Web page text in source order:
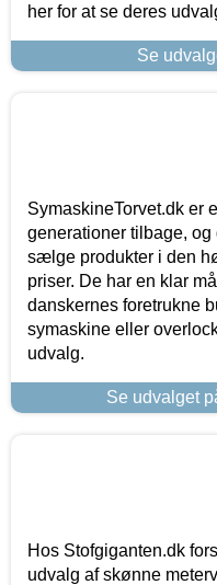
her for at se deres
Se
SymaskineTorvet.dk er
generationer tilbage,
sælge produkter i den
priser. De har en klar
danskernes foretrukne
symaskine eller
udvalg.
Se udvalget
Hos Stofgiganten.dk
udvalg af skønne